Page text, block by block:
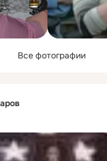
Все фотографии